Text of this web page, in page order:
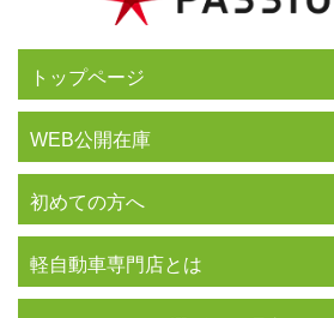
トップページ
WEB公開在庫
初めての方へ
軽自動車専門店とは